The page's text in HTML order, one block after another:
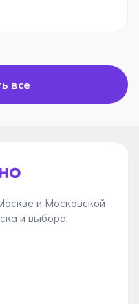
все
и Московской
и выбора.